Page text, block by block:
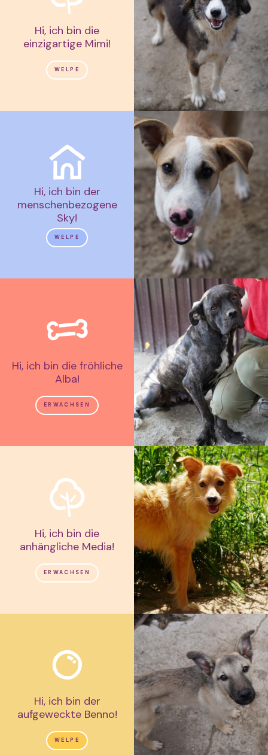
Hi, ich bin die
einzigartige Mimi!
WELPE
Hi, ich bin der
menschenbezogene
Sky!
WELPE
Hi, ich bin die fröhliche
Alba!
ERWACHSEN
Hi, ich bin die
anhängliche Media!
ERWACHSEN
Hi, ich bin der
aufgeweckte Benno!
WELPE